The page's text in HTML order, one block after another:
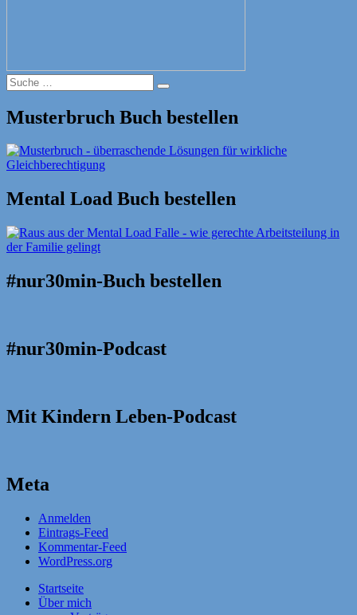
Suche
nach:
Suche
Musterbruch Buch bestellen
Mental Load Buch bestellen
#nur30min-Buch bestellen
#nur30min-Podcast
Mit Kindern Leben-Podcast
Meta
Anmelden
Eintrags-Feed
Kommentar-Feed
WordPress.org
Startseite
Über mich